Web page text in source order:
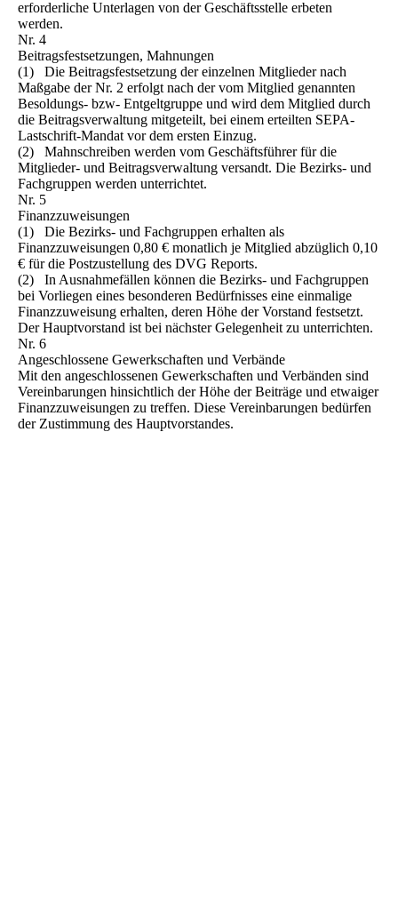
erforderliche Unterlagen von der Geschäftsstelle erbeten
werden.
Nr. 4
Beitragsfestsetzungen, Mahnungen
(1) Die Beitragsfestsetzung der einzelnen Mitglieder nach
Maßgabe der Nr. 2 erfolgt nach der vom Mitglied genannten
Besoldungs- bzw- Entgeltgruppe und wird dem Mitglied durch
die Beitragsverwaltung mitgeteilt, bei einem erteilten SEPA-
Lastschrift-Mandat vor dem ersten Einzug.
(2) Mahnschreiben werden vom Geschäftsführer für die
Mitglieder- und Beitragsverwaltung versandt. Die Bezirks- und
Fachgruppen werden unterrichtet.
Nr. 5
Finanzzuweisungen
(1) Die Bezirks- und Fachgruppen erhalten als
Finanzzuweisungen 0,80 € monatlich je Mitglied abzüglich 0,10
€ für die Postzustellung des DVG Reports.
(2) In Ausnahmefällen können die Bezirks- und Fachgruppen
bei Vorliegen eines besonderen Bedürfnisses eine einmalige
Finanzzuweisung erhalten, deren Höhe der Vorstand festsetzt.
Der Hauptvorstand ist bei nächster Gelegenheit zu unterrichten.
Nr. 6
Angeschlossene Gewerkschaften und Verbände
Mit den angeschlossenen Gewerkschaften und Verbänden sind
Vereinbarungen hinsichtlich der Höhe der Beiträge und etwaiger
Finanzzuweisungen zu treffen. Diese Vereinbarungen bedürfen
der Zustimmung des Hauptvorstandes.